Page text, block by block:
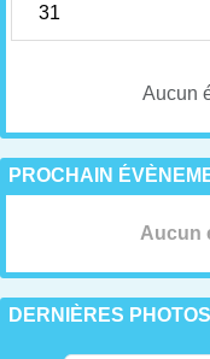
31
Aucun
PROCHAIN
Aucun
DERNIÈRES PHOTOS